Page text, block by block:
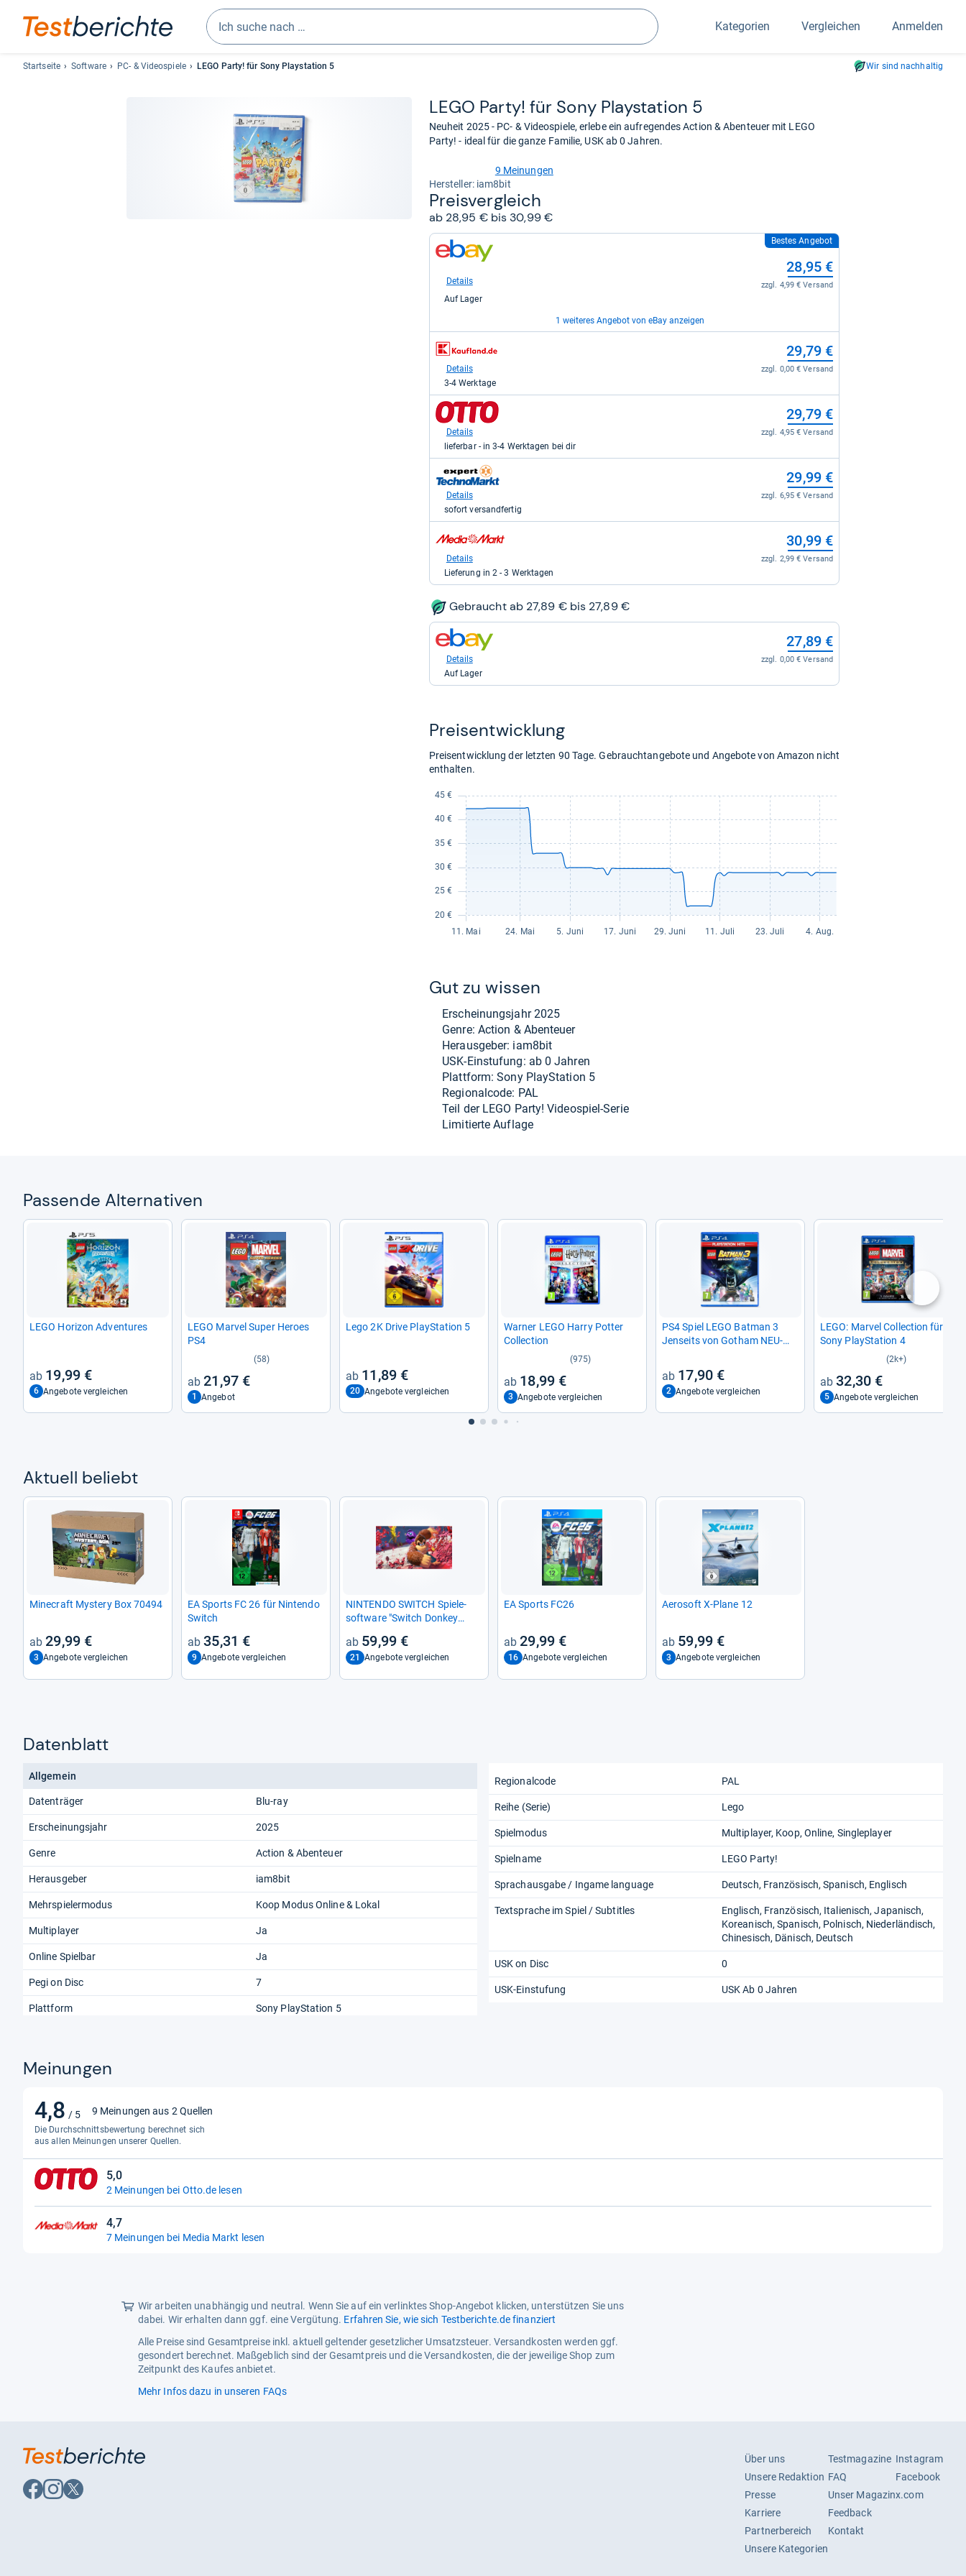
Suchen
Sie
Zeichen
Vorschläge
erscheinen
automatisch
Kategorien Vergleichen Anmelden
Startseite Software PC- & Videospiele LEGO Party! für Sony Playstation 5 Wir sind nachhaltig
LEGO Party! für Sony Play­sta­tion 5
Neuheit 2025 - PC- & Videospiele, erlebe ein aufregendes Action & Abenteuer mit LEGO
Party! - ideal für die ganze Familie, USK ab 0 Jahren.
von
5
Sternen
9 Meinungen
Her­stel­ler: iam8bit
Preis­ver­gleich
ab 28,95 € bis 30,99 €
zum
Shop:
eBay
28,95
Bestes Angebot
28,95 €
zzgl. 4,99 € Versand
Details
Auf Lager
1 weiteres Angebot von eBay anzeigen
zum
Shop:
für
29,79
kaufen.
29,79 €
zzgl. 0,00 € Versand
Details
Auf Lager
zum
Shop:
für
29,79
kaufen.
29,79 €
zzgl. 0,00 € Versand
Details
3-4 Werktage
zum
Shop:
Otto.de
für
kaufen.
29,79 €
zzgl. 4,95 € Versand
Details
lieferbar - in 3-4 Werktagen bei dir
zum
Shop:
TechnoMarkt
29,99
29,99 €
zzgl. 6,95 € Versand
Details
sofort versandfertig
zum
Shop:
Media
Markt
30,99
kaufen.
30,99 €
zzgl. 2,99 € Versand
Details
Lieferung in 2 - 3 Werktagen
Gebraucht ab 27,89 € bis 27,89 €
zum
Shop:
für
27,89 €
zzgl. 0,00 € Versand
Details
Auf Lager
Preis­ent­wick­lung
Preisentwicklung der letzten 90 Tage. Gebrauchtangebote und Angebote von Amazon nicht
enthalten.
Gut zu wis­sen
Erschei­nungs­jahr 2025
Genre: Action & Aben­teuer
Her­aus­ge­ber: iam8bit
USK-​Ein­stu­fung: ab 0 Jah­ren
Platt­form: Sony Play­Sta­tion 5
Regio­nal­code: PAL
Teil der LEGO Party! Video­spiel-​Serie
Limi­tierte Auf­lage
Pas­sende Alter­na­ti­ven
LEGO Hori­zon Adven­tu­res
19,99 €
6 Angebote vergleichen
LEGO Mar­vel Super Heroes
PS4
(58)
21,97 €
1 Angebot
Lego 2K Drive Play­Sta­tion 5
11,89 €
20 Angebote vergleichen
War­ner LEGO Harry Pot­ter
Col­lec­tion
(975)
18,99 €
3 Angebote vergleichen
PS4 Spiel LEGO Bat­man 3
Jen­seits von Gotham NEU­
17,90 €
2 Angebote vergleichen
LEGO: Mar­vel Col­lec­tion für
Sony Play­Sta­tion 4
(2k+)
32,30 €
5 Angebote vergleichen
nächste
Aktu­ell beliebt
Mine­craft Mys­tery Box 70494
29,99 €
3 Angebote vergleichen
EA Sports FC 26 für Nin­tendo
Switch
35,31 €
9 Angebote vergleichen
NIN­TENDO SWITCH Spie­le­
soft­ware "Switch Don­key
59,99 €
21 Angebote vergleichen
EA Sports FC26
29,99 €
16 Angebote vergleichen
Aero­soft X-​Plane 12
59,99 €
3 Angebote vergleichen
Datenblatt
Allgemein
Datenträger Blu-ray
Erscheinungsjahr 2025
Genre Action & Abenteuer
Herausgeber iam8bit
Mehrspielermodus Koop Modus Online & Lokal
Multiplayer Ja
Online Spielbar Ja
Pegi on Disc 7
Plattform Sony PlayStation 5
Regionalcode PAL
Reihe (Serie) Lego
Spielmodus Multiplayer, Koop, Online, Singleplayer
Spielname LEGO Party!
Sprachausgabe / Ingame language Deutsch, Französisch, Spanisch, Englisch
Textsprache im Spiel / Subtitles
Englisch, Französisch, Italienisch, Japanisch,
Koreanisch, Spanisch, Polnisch, Niederländisch,
Chinesisch, Dänisch, Deutsch
USK on Disc 0
USK-Einstufung USK Ab 0 Jahren
Meinungen
4,8 / 5
4,8
von
5
Sternen
9 Meinungen aus 2 Quellen
Die Durchschnittsbewertung berechnet sich
aus allen Meinungen unserer Quellen.
5,0
5,0
von
Sternen
2 Meinungen bei Otto.de lesen
4,7
4,7
von
7 Meinungen bei Media Markt lesen
Wir arbeiten unabhängig und neutral. Wenn Sie auf ein verlinktes Shop-Angebot klicken, unterstützen Sie uns
dabei. Wir erhalten dann ggf. eine Vergütung. Erfahren Sie, wie sich Testberichte.de finanziert
Alle Preise sind Gesamtpreise inkl. aktuell geltender gesetzlicher Umsatzsteuer. Versandkosten werden ggf.
gesondert berechnet. Maßgeblich sind der Gesamtpreis und die Versandkosten, die der jeweilige Shop zum
Zeitpunkt des Kaufes anbietet.
Mehr Infos dazu in unseren FAQs
Auf
Facebook
Auf
Instagram
Auf
X
Über uns
Unsere Redaktion
Presse
Karriere
Partnerbereich
Unsere Kategorien
Testmagazine
FAQ
Unser Magazin
Feedback
Kontakt
Instagram
Facebook
x.com